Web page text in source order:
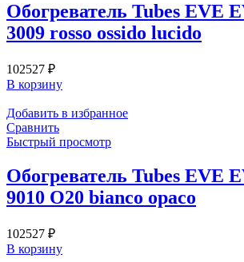
Обогреватель Tubes EVE
3009 rosso ossido lucido
102527 ₽
В корзину
Добавить в избранное
Сравнить
Быстрый просмотр
Обогреватель Tubes EVE
9010 O20 bianco opaco
102527 ₽
В корзину